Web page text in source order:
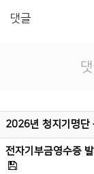
댓글
2026년 청지기명단
전자기부금영수증